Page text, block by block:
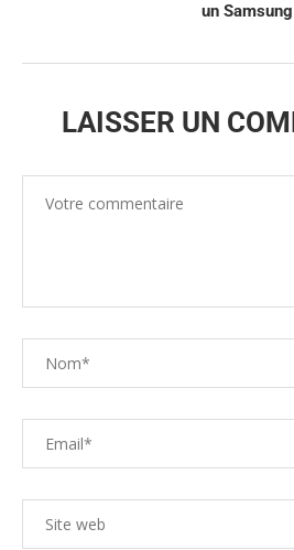
un Samsung
LAISSER UN